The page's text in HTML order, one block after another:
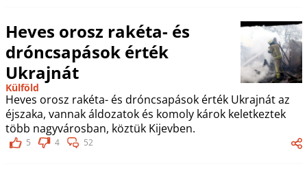
Heves orosz rakéta- és
dróncsapások érték
Ukrajnát
Külföld
Heves orosz rakéta- és dróncsapások érték Ukrajnát az
éjszaka, vannak áldozatok és komoly károk keletkeztek
több nagyvárosban, köztük Kijevben.
5 4 52